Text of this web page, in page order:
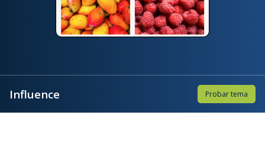
Influence Probar tema